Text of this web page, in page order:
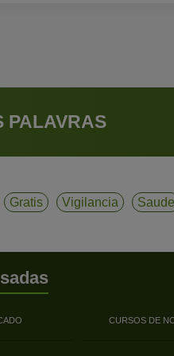
PALAVRAS
Gratis Vigilancia Saude
CURSOS DE